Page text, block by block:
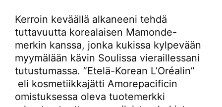
Kerroin keväällä alkaneeni tehdä
tuttavuutta korealaisen Mamonde-
merkin kanssa, jonka kukissa kylpevään
myymälään kävin Soulissa vieraillessani
tutustumassa. ”Etelä-Korean L’Oréalin”
eli kosmetiikkajätti Amorepacificin
omistuksessa oleva tuotemerkki